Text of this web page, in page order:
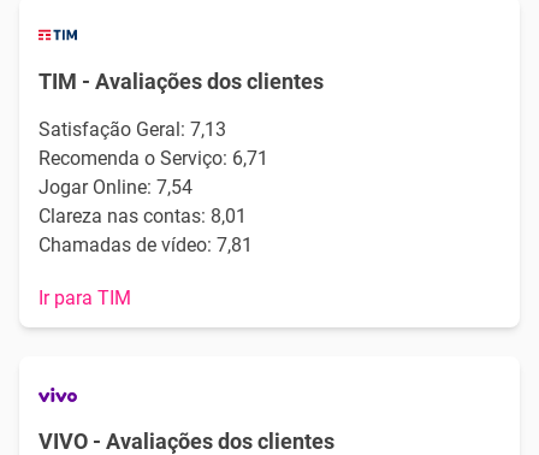
TIM - Avaliações dos clientes
Satisfação Geral: 7,13
Recomenda o Serviço: 6,71
Jogar Online: 7,54
Clareza nas contas: 8,01
Chamadas de vídeo: 7,81
Ir para TIM
VIVO - Avaliações dos clientes